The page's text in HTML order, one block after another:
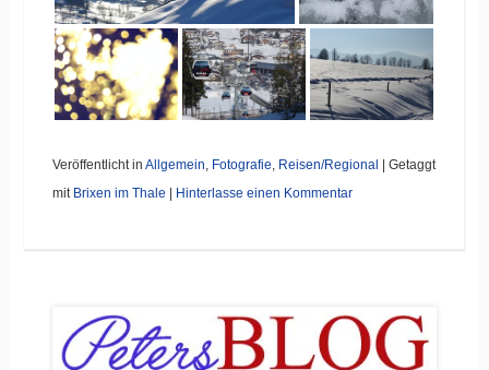
Veröffentlicht in Allgemein, Fotografie, Reisen/Regional
Getaggt
mit Brixen im Thale Hinterlasse einen Kommentar